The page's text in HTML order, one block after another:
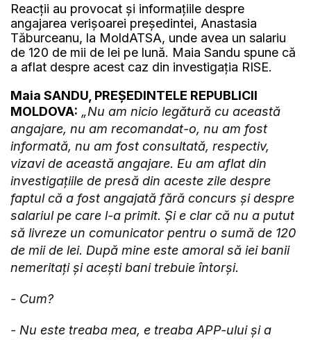
Reacții au provocat și informațiile despre
angajarea verișoarei președintei, Anastasia
Tăburceanu, la MoldATSA, unde avea un salariu
de 120 de mii de lei pe lună. Maia Sandu spune că
a aflat despre acest caz din investigația RISE.
Maia SANDU, PREȘEDINTELE REPUBLICII
MOLDOVA: „Nu am nicio legătură cu această
angajare, nu am recomandat-o, nu am fost
informată, nu am fost consultată, respectiv,
vizavi de această angajare. Eu am aflat din
investigațiile de presă din aceste zile despre
faptul că a fost angajată fără concurs și despre
salariul pe care l-a primit. Și e clar că nu a putut
să livreze un comunicator pentru o sumă de 120
de mii de lei. După mine este amoral să iei banii
nemeritați și acești bani trebuie întorși.
- Cum?
- Nu este treaba mea, e treaba APP-ului și a